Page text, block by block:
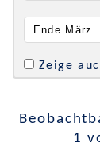
Zeige
1